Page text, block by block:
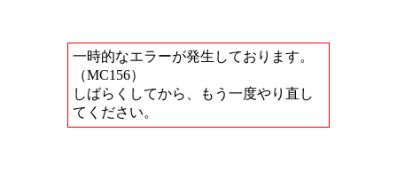
一時的なエラーが発生しております。
（MC156）
しばらくしてから、もう一度やり直し
てください。